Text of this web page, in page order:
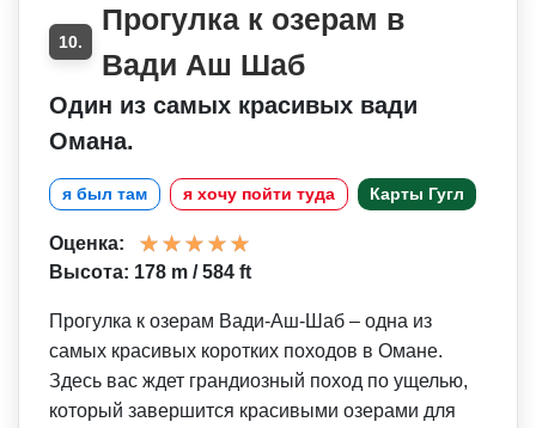
10.
Прогулка к озерам в
Вади Аш Шаб
Один из самых красивых вади
Омана.
я был там я хочу пойти туда Карты Гугл
Оценка:
Высота: 178 m / 584 ft
Прогулка к озерам Вади-Аш-Шаб – одна из
самых красивых коротких походов в Омане.
Здесь вас ждет грандиозный поход по ущелью,
который завершится красивыми озерами для